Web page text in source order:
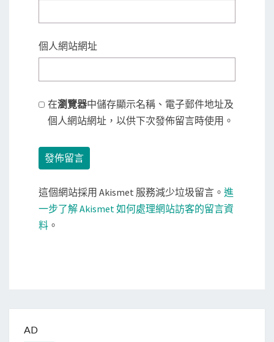
個人網站網址
在瀏覽器中儲存顯示名稱、電子郵件地址及
個人網站網址，以供下次發佈留言時使用。
這個網站採用 Akismet 服務減少垃圾留言。 進
一步了解 Akismet 如何處理網站訪客的留言資
料 。
AD